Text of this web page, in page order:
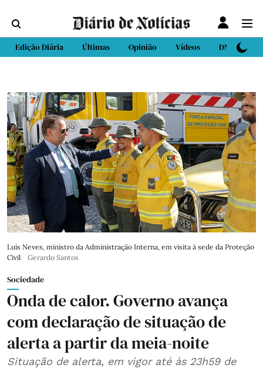
Edição Diária Últimas Opinião Vídeos DN Sport
Luís Neves, ministro da Administração Interna, em visita à sede da Proteção
Civil
Gerardo Santos
Sociedade
Onda de calor. Governo avança
com declaração de situação de
alerta a partir da meia-noite
Situação de alerta, em vigor até às 23h59 de